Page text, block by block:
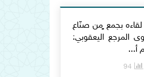
لقاءه بجمع ٍمن صنّاع
المرجع اليعقوبي:
أ...
94